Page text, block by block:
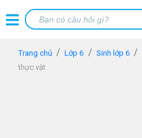
Trang chủ Lớp 6 Sinh lớp 6
thực vật